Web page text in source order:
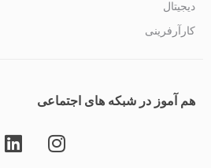
دیجیتال
کارآرفرینی
هم آموز در شبکه های اجتماعی